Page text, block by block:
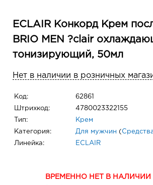
ECLAIR Конкорд Крем
BRIO MEN ?clair
тонизирующий, 50мл
Нет в наличии в розничных
Код: 62861
Штрихкод: 4780023322155
Тип: Крем
Категория: Для мужчин (
Линейка: ECLAIR
ВРЕМЕННО НЕТ В НАЛИЧИИ